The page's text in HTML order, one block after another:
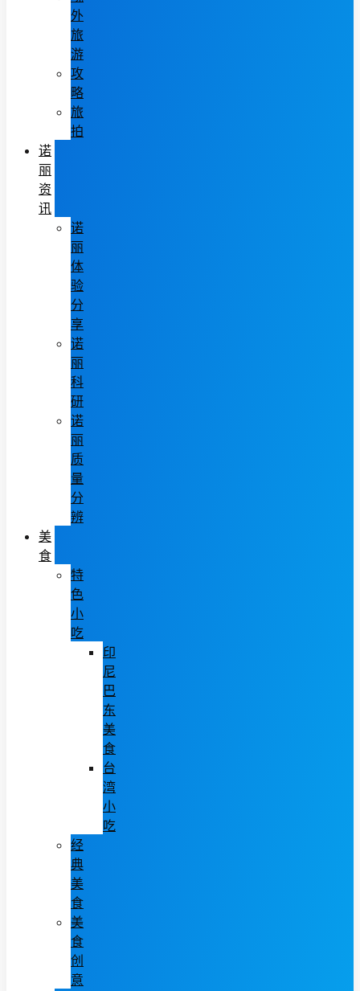
外
旅
游
攻
略
旅
拍
诺
丽
资
讯
诺
丽
体
验
分
享
诺
丽
科
研
诺
丽
质
量
分
辨
美
食
特
色
小
吃
印
尼
巴
东
美
食
台
湾
小
吃
经
典
美
食
美
食
创
意